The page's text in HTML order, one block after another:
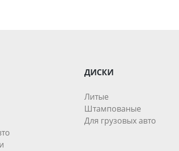
ДИСКИ
Литые
Штампованые
Для грузовых авто